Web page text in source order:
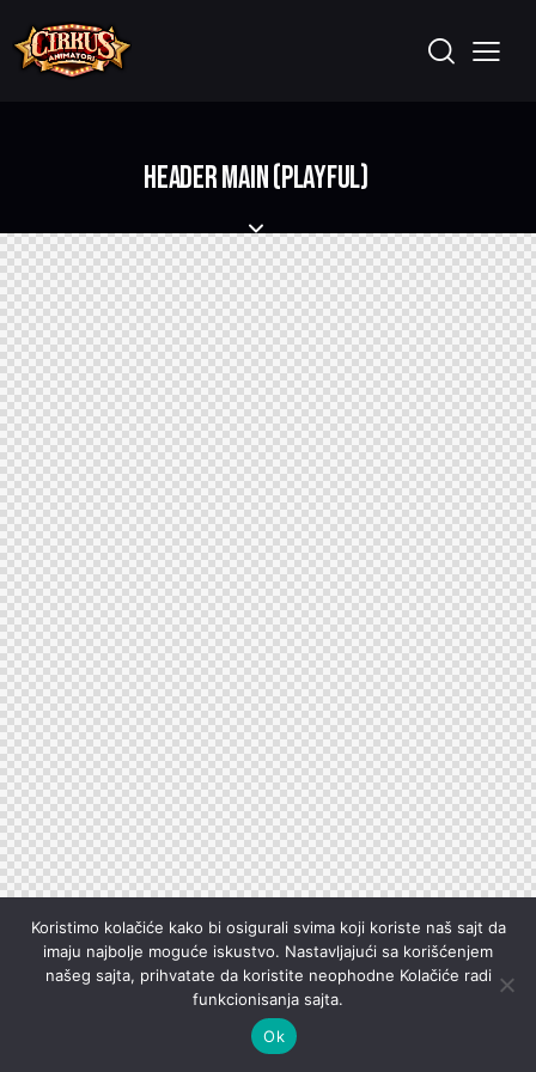
HEADER MAIN (PLAYFUL)
Koristimo kolačiće kako bi osigurali svima koji koriste naš sajt da
imaju najbolje moguće iskustvo. Nastavljajući sa korišćenjem
našeg sajta, prihvatate da koristite neophodne Kolačiće radi
funkcionisanja sajta.
Ok